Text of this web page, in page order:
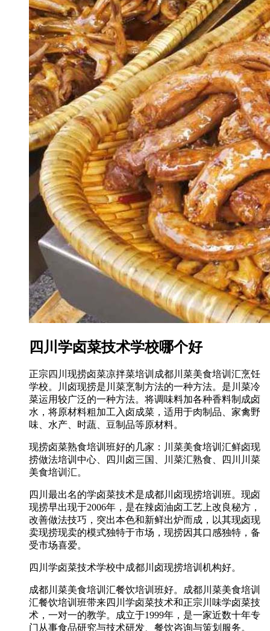
四川学卤菜技术学校哪个好
正宗四川现捞卤菜凉拌菜培训成都川菜美食培训汇烹饪
学校。川卤现捞是川菜烹制方法的一种方法。是川菜冷
菜运用较广泛的一种方法。将调味料加各种香料制成卤
水，将原材料粗加工入卤成菜，适用于肉制品、家禽野
味、水产、时蔬、豆制品等原材料。
现捞卤菜熟食培训班好的几家：川菜美食培训汇鲜卤现
捞做法培训中心、四川卤三国、川菜汇熟食、四川川菜
美食培训汇。
四川最出名的学卤菜技术是成都川卤现捞培训班。现卤
现捞早出现于2006年，是在辣卤油卤工艺上改良秘方，
改善做法技巧，突出本色和新鲜出炉而成，以其现卤现
卖现捞现卖的模式独特于市场，现捞因其口感独特，备
受市场喜爱。
四川学卤菜技术学校中成都川卤现捞培训机构好。
成都川菜美食培训汇餐饮培训班好。成都川菜美食培训
汇餐饮培训班带来四川学卤菜技术和正宗川味学卤菜技
术，一对一的教学。成立于1999年，是一家近数十年专
门从事食品研究与技术研发、餐饮咨询与策划服务。